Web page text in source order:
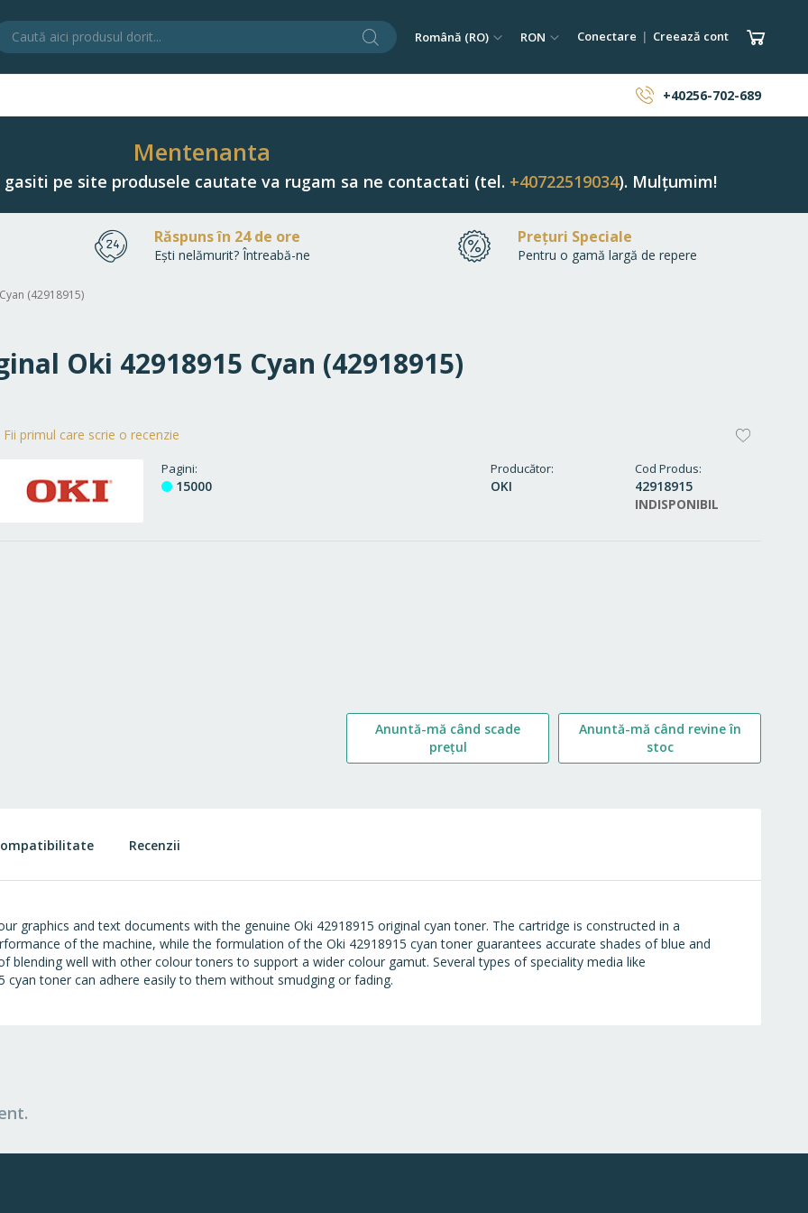
CăutareLimba
Română (RO) Monedă
RON Conectare Creează cont Coșul
+40256-702-689
Mentenanta
pe site produsele cautate va rugam sa ne contactati (tel. +40722519034). Mulțumim!
Răspuns în 24 de ore
Ești nelămurit? Întreabă-ne
Prețuri Speciale
Pentru o gamă largă de repere
(42918915)
Oki 42918915 Cyan (42918915)
Producător
OKI
Cod Produs
42918915
INDISPONIBIL
Fii primul care scrie o recenzie
Pagini
15000
Anuntă-mă când scade
prețul
Anuntă-mă când revine în
stoc
graphics and text documents with the genuine Oki 42918915 original cyan toner. The cartridge is constructed in a
of the machine, while the formulation of the Oki 42918915 cyan toner guarantees accurate shades of blue and
blending well with other colour toners to support a wider colour gamut. Several types of speciality media like
cyan toner can adhere easily to them without smudging or fading.
Recenzii